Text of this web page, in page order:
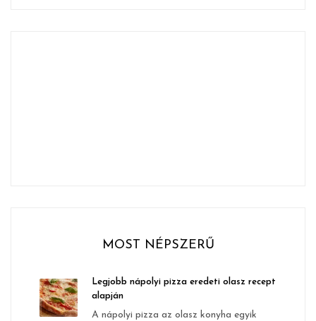
MOST NÉPSZERŰ
Legjobb nápolyi pizza eredeti olasz recept
alapján
A nápolyi pizza az olasz konyha egyik